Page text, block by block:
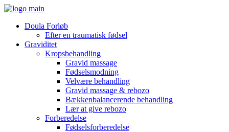
Doula Forløb
Efter en traumatisk fødsel
Graviditet
Kropsbehandling
Gravid massage
Fødselsmodning
Velvære behandling
Gravid massage & rebozo
Bækkenbalancerende behandling
Lær at give rebozo
Forberedelse
Fødselsforberedelse